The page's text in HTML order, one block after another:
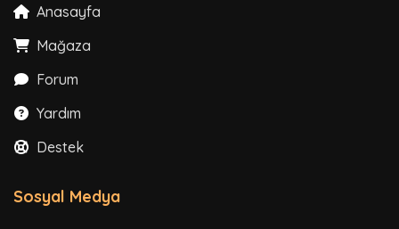
Anasayfa
Mağaza
Forum
Yardım
Destek
Sosyal Medya